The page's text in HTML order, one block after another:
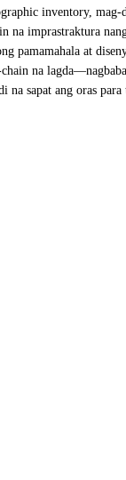
inventory, mag-
na imprastraktura
pamamahala at
na
na sapat ang oras